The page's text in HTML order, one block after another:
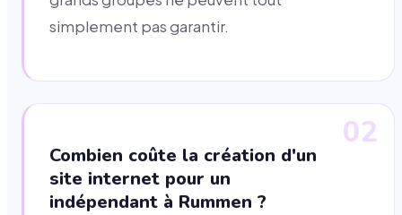
simplement pas garantir.
02
Combien coûte la création d'un
site internet pour un
indépendant à Rummen ?